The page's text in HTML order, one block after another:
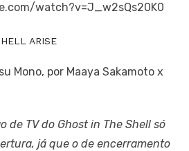
watch?v=J_w2sQs20K0
ARISE
Mono, por Maaya Sakamoto x
de TV do Ghost in The Shell só
já que o de encerramento